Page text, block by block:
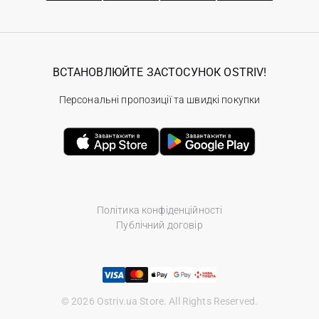
Політика конфіденційності
Публічний договір
© 2026 Ostriv.ua Store. All Rights Reserved.
ВСТАНОВЛЮЙТЕ ЗАСТОСУНОК OSTRIV!
Персональні пропозиції та швидкі покупки